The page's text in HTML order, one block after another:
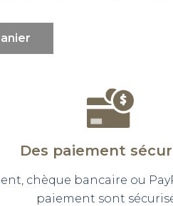
Des paiement
chèque bancaire ou
paiement sont